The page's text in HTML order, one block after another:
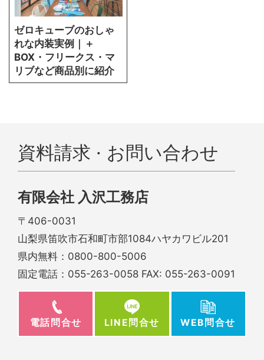
ゼロキューブのおしゃ
れな内装実例｜＋
BOX・フリークス・マ
リブなど商品別に紹介
資料請求 · お問い合わせ
有限会社 入沢工務店
〒406-0031
山梨県笛吹市石和町市部1084ハヤカワビル201
県内無料： 0800-800-5006
固定電話： 055-263-0058 FAX: 055-263-0091
電話問合せ LINE問合せ WEB問合せ